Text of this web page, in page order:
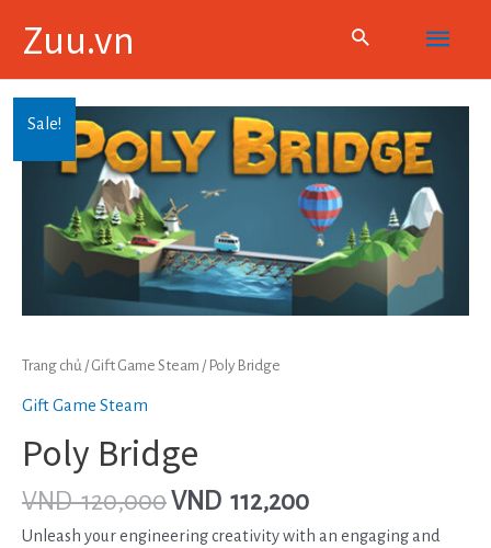
Zuu.vn
Main
Menu
Sale!
Trang chủ /Gift Game Steam / Poly Bridge
Gift Game Steam
Poly Bridge
VND120,000VND 112,200
Unleash your engineering creativity with an engaging and